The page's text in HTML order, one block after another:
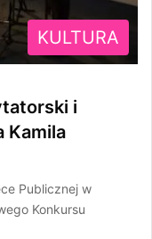
KULTURA
i
Kamila
Publicznej w
Konkursu